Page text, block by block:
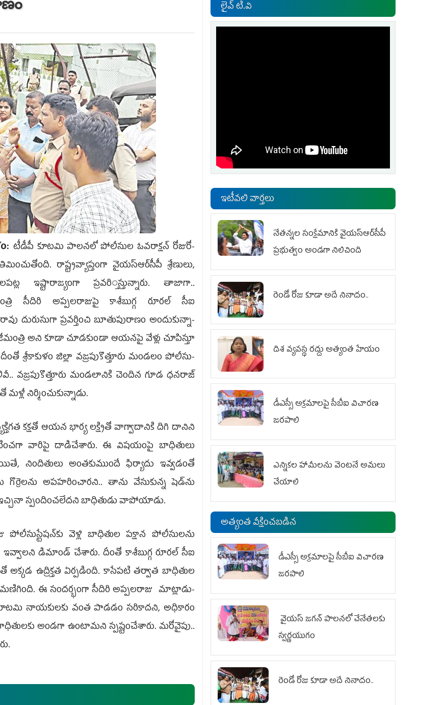
టీడీపీ కూటమి పాలనలో పోలీసుల ఓవరాక్షన్‌ రోజు­రో­
రాష్ట్రవ్యాప్తంగా వైయ‌స్ఆర్‌­­­సీపీ శ్రేణులు,
ఇష్టారా­జ్యంగా ప్రవ­రి­్తస్తున్నారు. తాజాగా..
సీదిరి అప్ప­లరాజుపై కాశీబుగ్గ రూరల్‌ సీఐ
దు­రుసుగా ప్రవర్తించి బూతు­పురా­ణం అందుకు­న్నా­
అని కూడా చూడకుండా ఆ­య­­­న­పై వేళ్లు చూపిస్తూ
శ్రీకాకు­ళం జిల్లా వజ్రపుకొత్తూరు మండలం పోలీసు­
వజ్రపుకొత్తూరు మండలానికి చెందిన గూడ ధనరాజ్‌
నిర్మించుకున్నాడు.
కక్షతో ఆయన భార్య లక్ష్మితో వాగ్వాదానికి దిగి దానిని
వారిపై దాడిచేశారు. ఈ విషయంపై బాధితులు
నిందితులు అంతకుముందే ఫిర్యాదు ఇవ్వడంతో
అపహరించారని.. తాను వేసుకున్న షెడ్‌ను
స్పందించలేదని బాధితుడు వాపోయాడు.
వెళ్లి బాధితుల పక్షాన పోలీసు­లను
ఇవ్వాలని డిమాండ్‌ చేశారు. దీంతో కాశీబుగ్గ రూర­ల్‌ సీఐ
అక్కడ ఉద్రిక్తత ఏర్పడింది. కాసేపటి తర్వాత బాధితుల
ఈ సందర్భంగా సీదిరి అప్పల­రాజు మాట్లాడు­
నాయకుల­కు వంత పాడడం సరికాదని, అధికారం
అండగా ఉంటామని స్పష్టంచేశారు. మరోవైపు..
లైవ్ టి.వి
ఇటీవలి వార్తలు
నేతన్నల సంక్షేమానికి వైయ‌స్ఆర్‌సీపీ
ప్రభుత్వం అండగా నిలిచింది
రెండో రోజు కూడా అదే నినాదం..
దిశ వ్యవస్థ రద్దు అత్యంత హేయం
డీఎస్సీ అక్రమాలపై సీబీఐ విచారణ
జరపాలి
ఎన్నికల హామీలను వెంటనే అమలు
చేయాలి
అత్యంత వీక్షించబడిన
డీఎస్సీ అక్రమాలపై సీబీఐ విచారణ
జరపాలి
వైయ‌స్ జగన్ పాలనలో చేనేతలకు
స్వర్ణయుగం
రెండో రోజు కూడా అదే నినాదం..